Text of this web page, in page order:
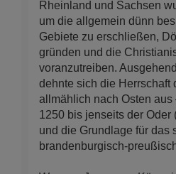
Rheinland und Sachsen
um die allgemein dünn
Gebiete zu erschließen,
gründen und die
voranzutreiben.
dehnte sich die Herrschaft
allmählich nach Osten aus
1250 bis jenseits der Oder
und die Grundlage für das
brandenburgisch-